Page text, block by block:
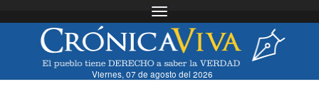
Toggle navigation
Viernes, 07 de agosto del 2026